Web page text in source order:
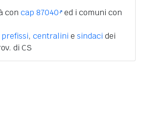
con cap 87040 ed i comuni con
prefissi, centralini e sindaci dei
di CS